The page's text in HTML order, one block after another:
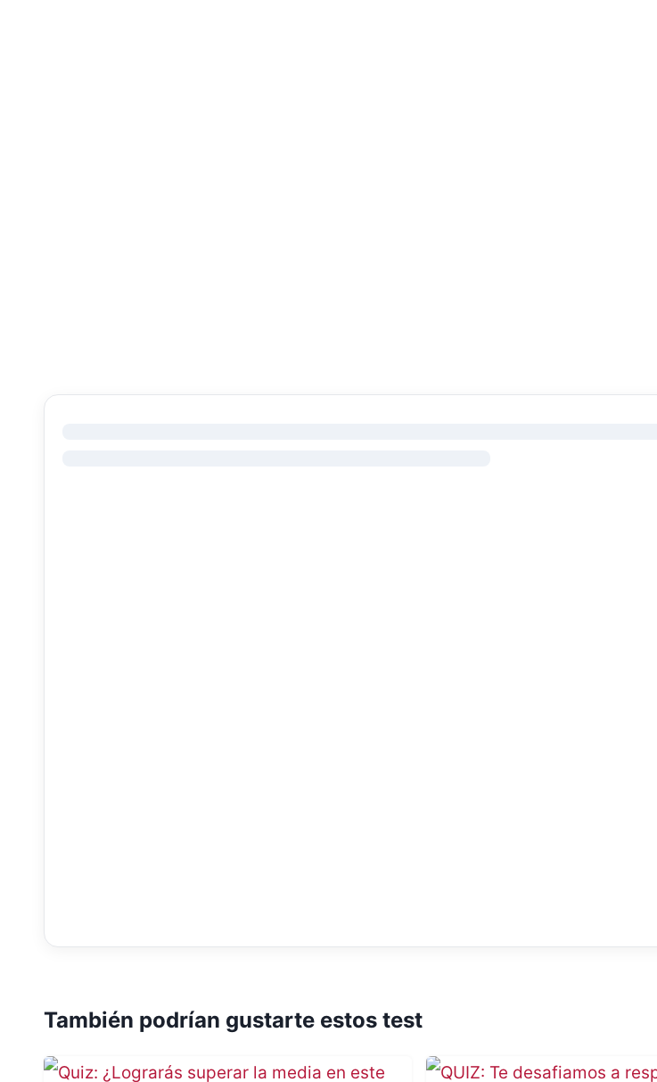
También podrían gustarte estos test